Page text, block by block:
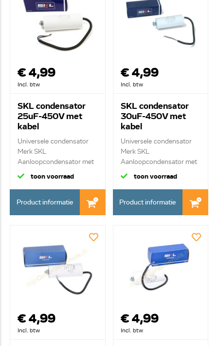
€ 4,99
Incl. btw
SKL condensator
25uF-450V met
kabel
Universele condensator
Merk SKL
Aanloopcondensator met
kab...
toon voorraad
Product informatie
€ 4,99
Incl. btw
SKL condensator
30uF-450V met
kabel
Universele condensator
Merk SKL
Aanloopcondensator met
kab...
toon voorraad
Product informatie
€ 4,99
Incl. btw
€ 4,99
Incl. btw